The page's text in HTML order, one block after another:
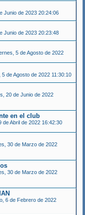
Junio de 2023 20:24:06
Junio de 2023 20:23:48
5 de Agosto de 2022
5 de Agosto de 2022 11:30:10
20 de Junio de 2022
en el club
de Abril de 2022 16:42:30
30 de Marzo de 2022
30 de Marzo de 2022
6 de Febrero de 2022